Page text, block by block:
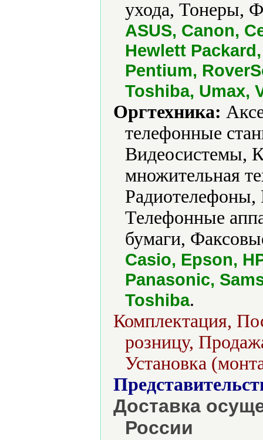
ухода, Тонеры,
ASUS, Canon,
Hewlett
Pentium,
Toshiba, Umax,
Оргтехника:
телефонные
Видеосистемы,
множительная
Радиотелефоны,
Телефонные
бумаги,
Casio, Epson,
Panasonic,
Toshiba.
Комплектация,
розницу,
Установка
Доставка
России